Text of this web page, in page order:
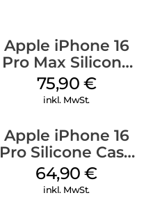
Apple iPhone 16
Pro Max Silicone
Case MagSafe
Stone Gray
75,90 €
inkl. MwSt.
Apple iPhone 16
Pro Silicone Case
MagSafe Denim
64,90€
inkl. MwSt.